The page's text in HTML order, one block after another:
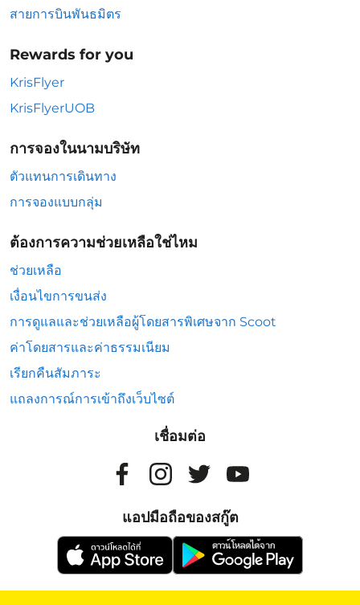
สายการบินพันธมิตร
Rewards for you
KrisFlyer
KrisFlyerUOB
การจองในนามบริษัท
ตัวแทนการเดินทาง
การจองแบบกลุ่ม
ต้องการความช่วยเหลือใช่ไหม
ช่วยเหลือ
เงื่อนไขการขนส่ง
การดูแลและช่วยเหลือผู้โดยสารพิเศษจาก Scoot
ค่าโดยสารและค่าธรรมเนียม
เรียกคืนสัมภาระ
แถลงการณ์การเข้าถึงเว็บไซต์
เชื่อมต่อ
แอปมือถือของสกู๊ต